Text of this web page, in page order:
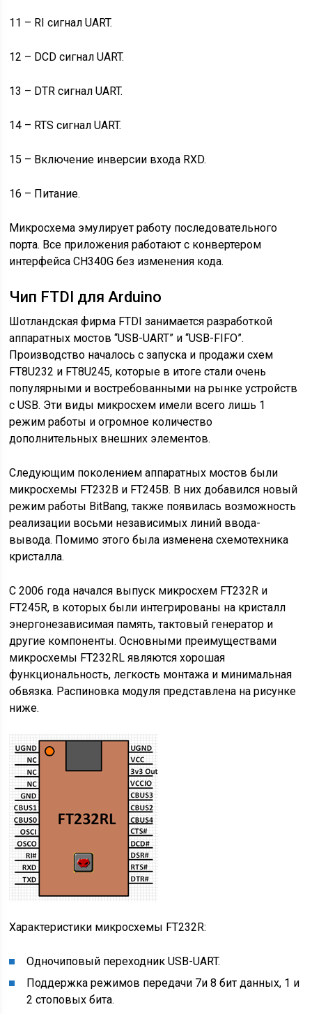
11 – RI сигнал UART.
12 – DCD сигнал UART.
13 – DTR сигнал UART.
14 – RTS сигнал UART.
15 – Включение инверсии входа RXD.
16 – Питание.
Микросхема эмулирует работу последовательного
порта. Все приложения работают с конвертером
интерфейса CH340G без изменения кода.
Чип FTDI для Arduino
Шотландская фирма FTDI занимается разработкой
аппаратных мостов “USB-UART” и “USB-FIFO”.
Производство началось с запуска и продажи схем
FT8U232 и FT8U245, которые в итоге стали очень
популярными и востребованными на рынке устройств
с USB. Эти виды микросхем имели всего лишь 1
режим работы и огромное количество
дополнительных внешних элементов.
Следующим поколением аппаратных мостов были
микросхемы FT232B и FT245B. В них добавился новый
режим работы BitBang, также появилась возможность
реализации восьми независимых линий ввода-
вывода. Помимо этого была изменена схемотехника
кристалла.
С 2006 года начался выпуск микросхем FT232R и
FT245R, в которых были интегрированы на кристалл
энергонезависимая память, тактовый генератор и
другие компоненты. Основными преимуществами
микросхемы FT232RL являются хорошая
функциональность, легкость монтажа и минимальная
обвязка. Распиновка модуля представлена на рисунке
ниже.
Характеристики микросхемы FT232R:
Одночиповый переходник USB-UART.
Поддержка режимов передачи 7и 8 бит данных, 1 и
2 стоповых бита.